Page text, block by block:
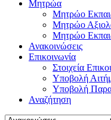
Μητρώα
Μητρώο
Μητρώο
Μητρώο
Ανακοινώσεις
Επικοινωνία
Στοιχεία
Υποβολή
Υποβολή
Αναζήτηση